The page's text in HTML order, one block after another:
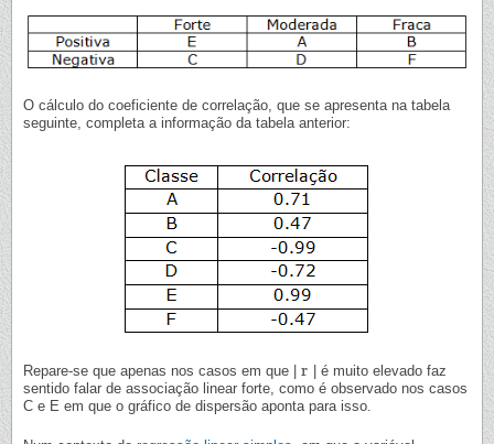
O cálculo do coeficiente de correlação, que se apresenta na tabela
seguinte, completa a informação da tabela anterior:
Repare-se que apenas nos casos em que | r
r
| é muito elevado faz
sentido falar de associação linear forte, como é observado nos casos
C e E em que o gráfico de dispersão aponta para isso.